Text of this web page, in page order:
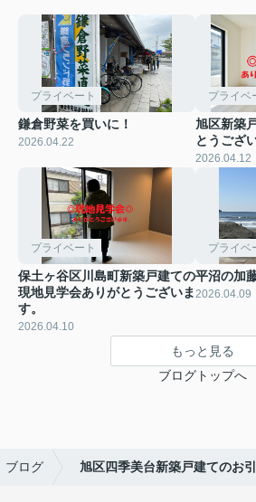
プライベート
鎌倉野菜を買いに！
2026.04.22
プライベ
旭区新築
とうござ
2026.04.12
プライベート
保土ヶ谷区川島町新築戸建ての
現地見学会ありがとうございま
す。
2026.04.10
プライベ
平沼の加
2026.04.09
もっと見る
ブログトップへ
ブログ 旭区四季美台新築戸建てのお